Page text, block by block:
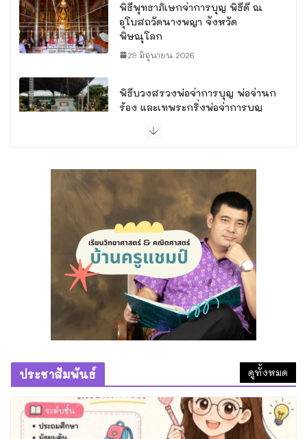
พิธีพุทธาภิเษกจ่าการบุญ พิธีดี ณ
อุโบสถวัดนางพญา จังหวัด
พิษณุโลก
29 มิถุนายน 2026
พิธีบวงสรวงพ่อจ่าการบุญ พ่อจ่านก
ร้อง และเทพระกริ่งพ่อจ่าการบุญ
28 มิถุนายน 2026
ทำความดีที่วัดถ้ำพระธรรมมาสน์
1 สิงหาคม 2026
หลวงพ่อไสว ขนฺติพโล วัดสุนทร
ประดิษฐ์
28 กรกฎาคม 2026
หมากจุกอก ของดีที่หลวงพ่อแดง วัด
บางทราย เมตตาทำให้ครูแชมป์
6 กรกฎาคม 2026
ประชาสัมพันธ์ ดูทั้งหมด